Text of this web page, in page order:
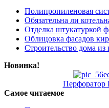
Полипропиленовая
Обязательна ли
Отделка штукатуркой
Облицовка фасадов
Строительство дома из
Новинка!
Перфоратор
Самое читаемое